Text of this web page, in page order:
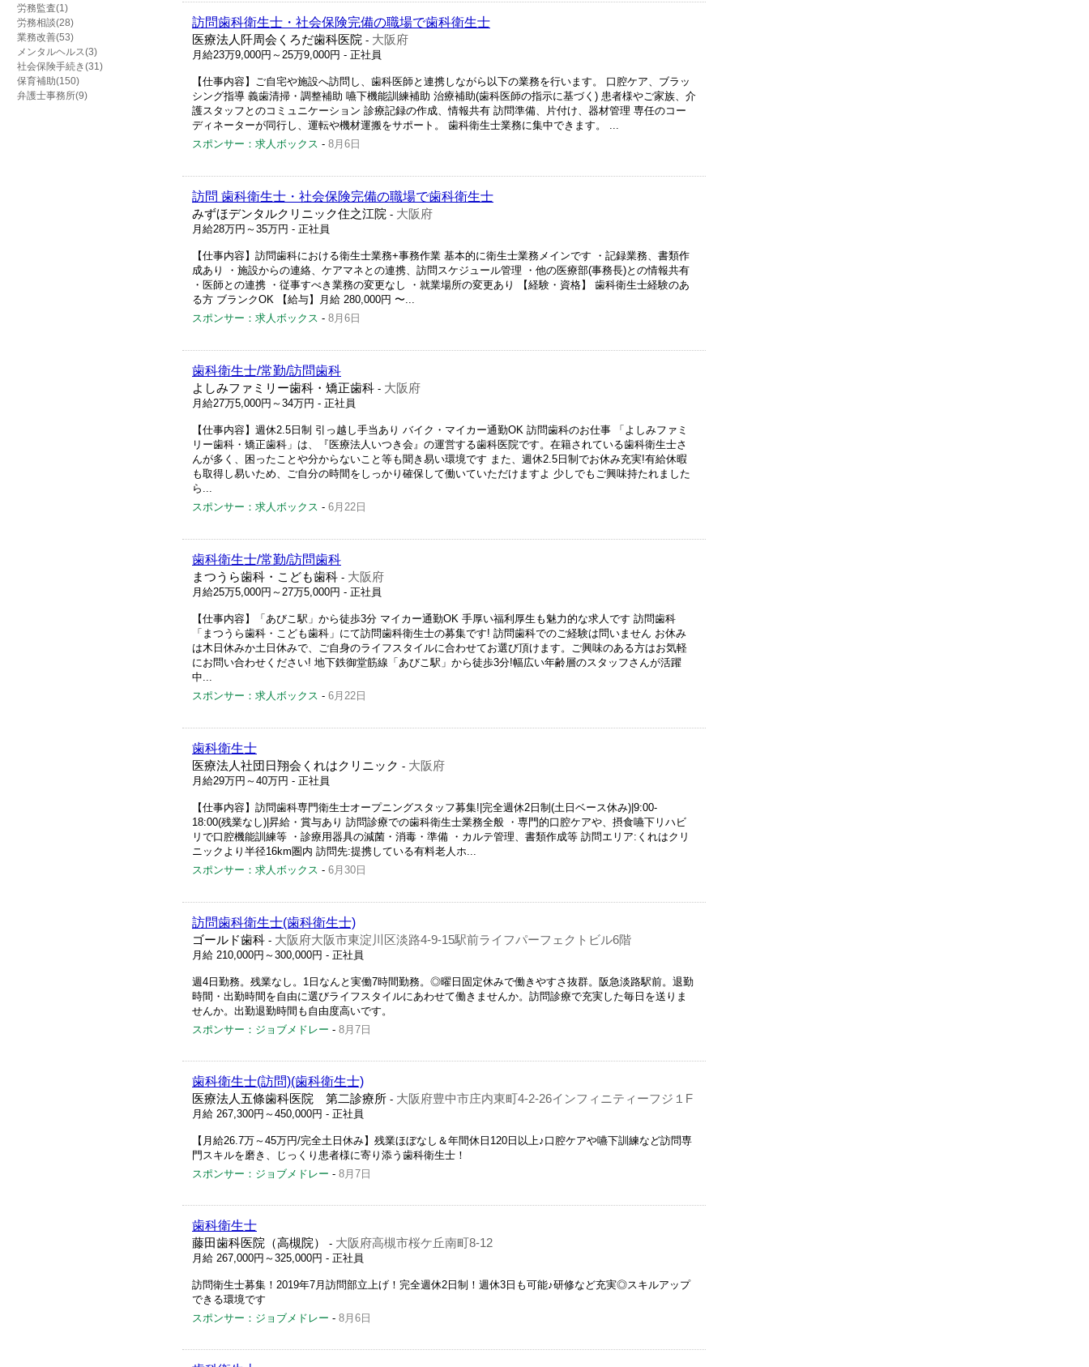
労務監査(1)
労務相談(28)
業務改善(53)
メンタルヘルス(3)
社会保険手続き(31)
保育補助(150)
弁護士事務所(9)
訪問歯科衛生士・社会保険完備の職場で歯科衛生士
医療法人阡周会くろだ歯科医院 - 大阪府
月給23万9,000円～25万9,000円 - 正社員
【仕事内容】ご自宅や施設へ訪問し、歯科医師と連携しながら以下の業務を行います。 口腔ケア、ブラッ
シング指導 義歯清掃・調整補助 嚥下機能訓練補助 治療補助(歯科医師の指示に基づく) 患者様やご家族、介
護スタッフとのコミュニケーション 診療記録の作成、情報共有 訪問準備、片付け、器材管理 専任のコー
ディネーターが同行し、運転や機材運搬をサポート。 歯科衛生士業務に集中できます。 ...
スポンサー：求人ボックス - 8月6日
訪問 歯科衛生士・社会保険完備の職場で歯科衛生士
みずほデンタルクリニック住之江院 - 大阪府
月給28万円～35万円 - 正社員
【仕事内容】訪問歯科における衛生士業務+事務作業 基本的に衛生士業務メインです ・記録業務、書類作
成あり ・施設からの連絡、ケアマネとの連携、訪問スケジュール管理 ・他の医療部(事務長)との情報共有
・医師との連携 ・従事すべき業務の変更なし ・就業場所の変更あり 【経験・資格】 歯科衛生士経験のあ
る方 ブランクOK 【給与】月給 280,000円 〜...
スポンサー：求人ボックス - 8月6日
歯科衛生士/常勤/訪問歯科
よしみファミリー歯科・矯正歯科 - 大阪府
月給27万5,000円～34万円 - 正社員
【仕事内容】週休2.5日制 引っ越し手当あり バイク・マイカー通勤OK 訪問歯科のお仕事 「よしみファミ
リー歯科・矯正歯科」は、『医療法人いつき会』の運営する歯科医院です。在籍されている歯科衛生士さ
んが多く、困ったことや分からないこと等も聞き易い環境です また、週休2.5日制でお休み充実!有給休暇
も取得し易いため、ご自分の時間をしっかり確保して働いていただけますよ 少しでもご興味持たれました
ら...
スポンサー：求人ボックス - 6月22日
歯科衛生士/常勤/訪問歯科
まつうら歯科・こども歯科 - 大阪府
月給25万5,000円～27万5,000円 - 正社員
【仕事内容】「あびこ駅」から徒歩3分 マイカー通勤OK 手厚い福利厚生も魅力的な求人です 訪問歯科
「まつうら歯科・こども歯科」にて訪問歯科衛生士の募集です! 訪問歯科でのご経験は問いません お休み
は木日休みか土日休みで、ご自身のライフスタイルに合わせてお選び頂けます。ご興味のある方はお気軽
にお問い合わせください! 地下鉄御堂筋線「あびこ駅」から徒歩3分!幅広い年齢層のスタッフさんが活躍
中...
スポンサー：求人ボックス - 6月22日
歯科衛生士
医療法人社団日翔会くれはクリニック - 大阪府
月給29万円～40万円 - 正社員
【仕事内容】訪問歯科専門衛生士オープニングスタッフ募集!|完全週休2日制(土日ベース休み)|9:00-
18:00(残業なし)|昇給・賞与あり 訪問診療での歯科衛生士業務全般 ・専門的口腔ケアや、摂食嚥下リハビ
リで口腔機能訓練等 ・診療用器具の減菌・消毒・準備 ・カルテ管理、書類作成等 訪問エリア:くれはクリ
ニックより半径16km圏内 訪問先:提携している有料老人ホ...
スポンサー：求人ボックス - 6月30日
訪問歯科衛生士(歯科衛生士)
ゴールド歯科 - 大阪府大阪市東淀川区淡路4-9-15駅前ライフパーフェクトビル6階
月給 210,000円～300,000円 - 正社員
週4日勤務。残業なし。1日なんと実働7時間勤務。◎曜日固定休みで働きやすさ抜群。阪急淡路駅前。退勤
時間・出勤時間を自由に選びライフスタイルにあわせて働きませんか。訪問診療で充実した毎日を送りま
せんか。出勤退勤時間も自由度高いです。
スポンサー：ジョブメドレー - 8月7日
歯科衛生士(訪問)(歯科衛生士)
医療法人五條歯科医院 第二診療所 - 大阪府豊中市庄内東町4-2-26インフィニティーフジ１F
月給 267,300円～450,000円 - 正社員
【月給26.7万～45万円/完全土日休み】残業ほぼなし＆年間休日120日以上♪口腔ケアや嚥下訓練など訪問専
門スキルを磨き、じっくり患者様に寄り添う歯科衛生士！
スポンサー：ジョブメドレー - 8月7日
歯科衛生士
藤田歯科医院（高槻院） - 大阪府高槻市桜ケ丘南町8-12
月給 267,000円～325,000円 - 正社員
訪問衛生士募集！2019年7月訪問部立上げ！完全週休2日制！週休3日も可能♪研修など充実◎スキルアップ
できる環境です
スポンサー：ジョブメドレー - 8月6日